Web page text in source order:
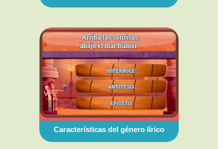
Características del género lírico